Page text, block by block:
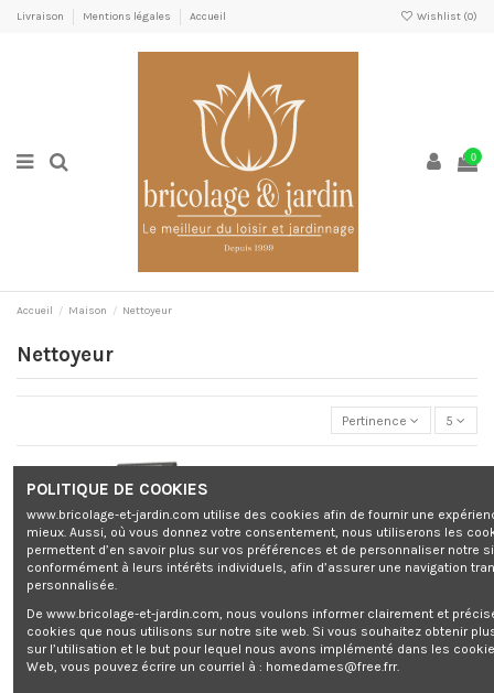
Livraison Mentions légales Accueil Wishlist (0)
0
Accueil Maison Nettoyeur
Nettoyeur
Pertinence 5
POLITIQUE DE COOKIES
www.bricolage-et-jardin.com utilise des cookies afin de fournir une
mieux. Aussi, où vous donnez votre consentement, nous utiliserons les
permettent d’en savoir plus sur vos préférences et de personnaliser notre
conformément à leurs intérêts individuels, afin d’assurer une navigation
personnalisée.
De www.bricolage-et-jardin.com, nous voulons informer clairement et
cookies que nous utilisons sur notre site web. Si vous souhaitez obtenir
sur l’utilisation et le but pour lequel nous avons implémenté dans les
Web, vous pouvez écrire un courriel à : homedames@free.frr.